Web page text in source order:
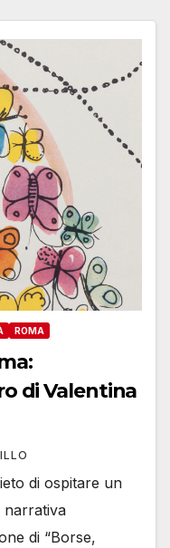
ROMA
di Valentina
di ospitare un
narrativa
di “Borse,